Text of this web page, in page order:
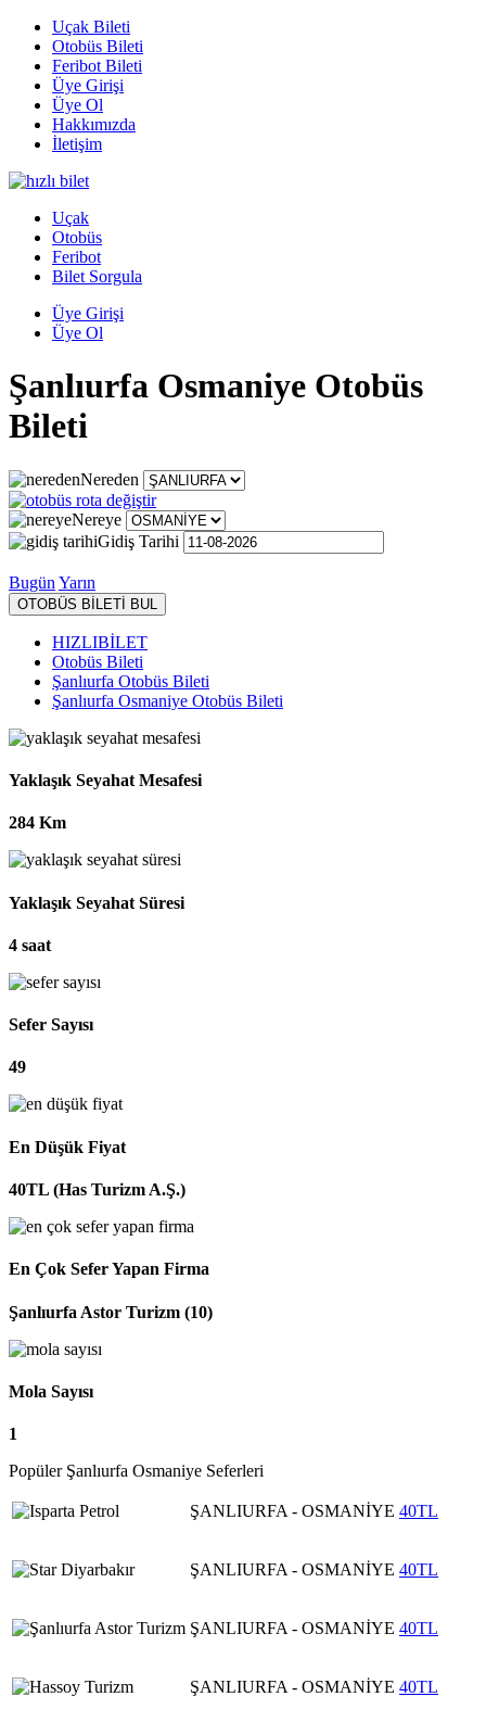
Uçak Bileti
Otobüs Bileti
Feribot Bileti
Üye Girişi
Üye Ol
Hakkımızda
İletişim
Uçak
Otobüs
Feribot
Bilet Sorgula
Üye Girişi
Üye Ol
Şanlıurfa Osmaniye Otobüs
Bileti
Nereden
Nereye
Gidiş Tarihi
Bugün Yarın
OTOBÜS BİLETİ BUL
HIZLIBİLET
Otobüs Bileti
Şanlıurfa Otobüs Bileti
Şanlıurfa Osmaniye Otobüs Bileti
Yaklaşık Seyahat Mesafesi
284 Km
Yaklaşık Seyahat Süresi
4 saat
Sefer Sayısı
49
En Düşük Fiyat
40TL (Has Turizm A.Ş.)
En Çok Sefer Yapan Firma
Şanlıurfa Astor Turizm (10)
Mola Sayısı
1
Popüler Şanlıurfa Osmaniye Seferleri
ŞANLIURFA - OSMANİYE 40TL
ŞANLIURFA - OSMANİYE 40TL
ŞANLIURFA - OSMANİYE 40TL
ŞANLIURFA - OSMANİYE 40TL